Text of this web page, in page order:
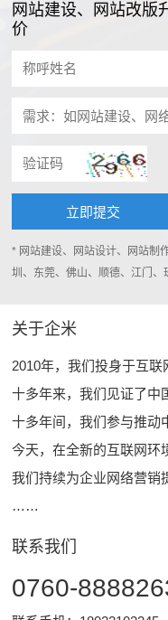
网站建设、网站改版
价
* 网站建设、网站设计、网站制
圳、东莞、佛山、顺德、江门、
关于企米
2010年，我们投身于互联
十多年来，我们见证了中
十多年间，我们参与推动
今天，在全新的互联网环
我们持续为企业网络营销
……
联系我们
0760-